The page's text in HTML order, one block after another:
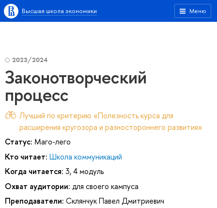
Меню
Высшая школа экономики
2023/2024
Законотворческий
процесс
Лучший по критерию «Полезность курса для
расширения кругозора и разностороннего развития»
Статус: Маго-лего
Кто читает: Школа коммуникаций
Когда читается: 3, 4 модуль
Охват аудитории: для своего кампуса
Преподаватели: Склянчук Павел Дмитриевич